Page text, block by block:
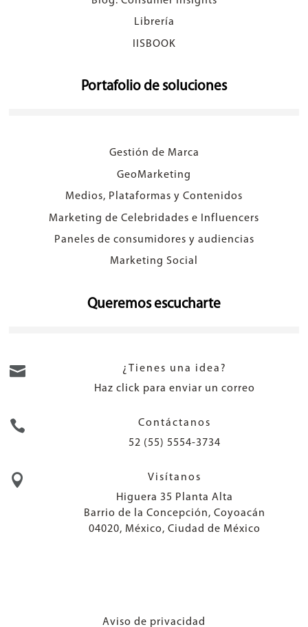
Librería
IISBOOK
Portafolio de soluciones
Gestión de Marca
GeoMarketing
Medios, Plataformas y Contenidos
Marketing de Celebridades e Influencers
Paneles de consumidores y audiencias
Marketing Social
Queremos escucharte

¿Tienes una idea?
Haz click para enviar un correo

Contáctanos
52 (55) 5554-3734

Visítanos
Higuera 35 Planta Alta
Barrio de la Concepción, Coyoacán
04020, México, Ciudad de México
Aviso de privacidad